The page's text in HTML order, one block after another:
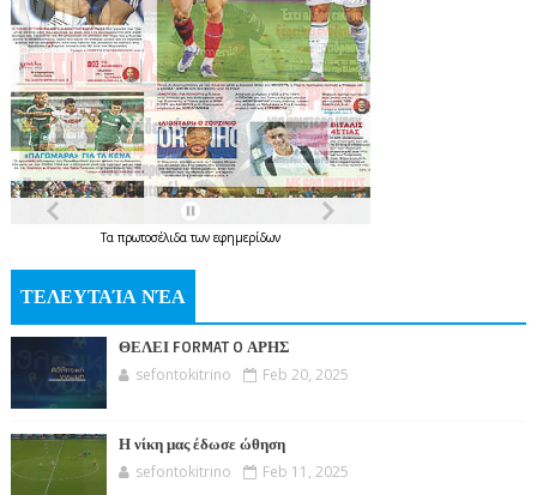
Τα πρωτοσέλιδατων εφημερίδων
ΤΕΛΕΥΤΑΊΑ ΝΈΑ
ΘΕΛΕΙ FORMAT O ΑΡΗΣ
sefontokitrino Feb 20, 2025
Η νίκη μας έδωσε ώθηση
sefontokitrino Feb 11, 2025